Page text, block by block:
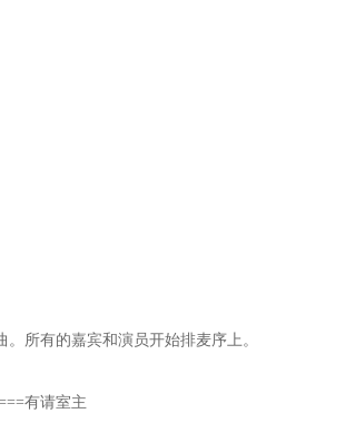
所有的嘉宾和演员开始排麦序上。
有请室主